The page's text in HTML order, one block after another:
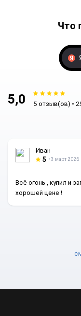
профессиональной и
идеальным выбором
Что
5,0 5 отзыв(ов) •
Иван
5 • 3 март 2026
Всё огонь , купил и
хорошей цене !